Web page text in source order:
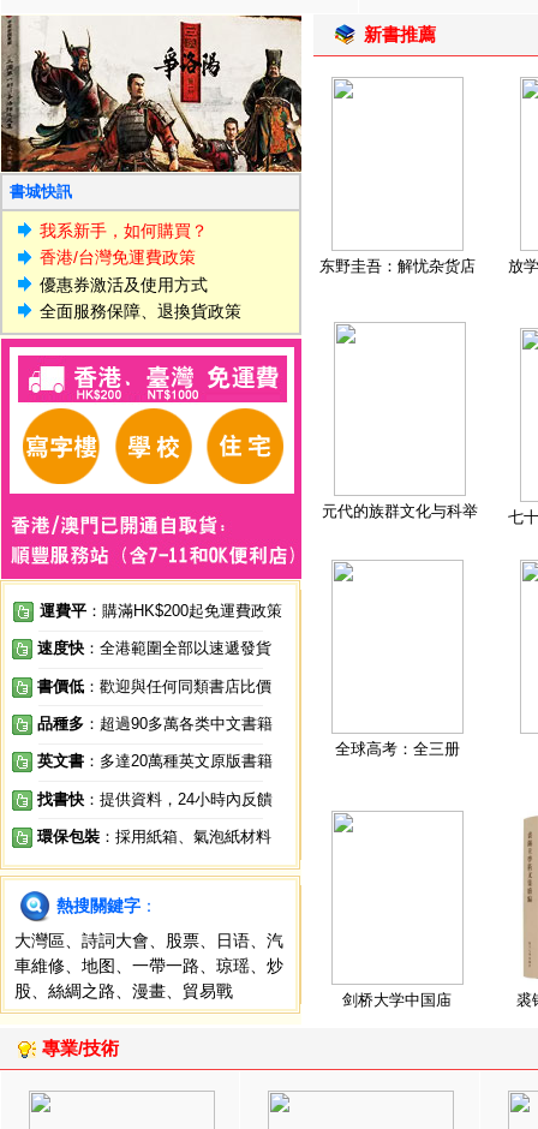
書城快訊
我系新手，如何購買？
香港/台灣免運費政策
優惠券激活及使用方式
全面服務保障、退換貨政策
運費平 ：購滿HK$200起免運費政策
速度快 ：全港範圍全部以速遞發貨
書價低 ：歡迎與任何同類書店比價
品種多 ：超過90多萬各类中文書籍
英文書 ：多達20萬種英文原版書籍
找書快 ：提供資料，24小時內反饋
環保包裝 ：採用紙箱、氣泡紙材料
熱搜關鍵字 ：
大灣區
詩詞大會 股票 日语
汽
車維修
地图 一帶一路 琼瑶
炒
股
絲綢之路 漫畫 貿易戰
新書推薦
东野圭吾：解忧杂货店 放
元代的族群文化与科举 七
全球高考：全三册
剑桥大学中国庙 裘
專業/技術